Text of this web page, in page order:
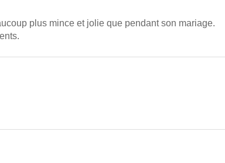
plus mince et jolie que pendant son mariage.